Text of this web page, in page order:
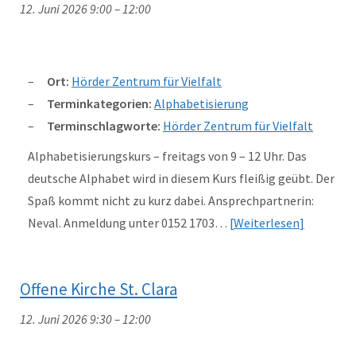
12. Juni 2026 9:00–12:00
Ort: Hörder Zentrum für Vielfalt
Terminkategorien: Alphabetisierung
Terminschlagworte: Hörder Zentrum für Vielfalt
Alphabetisierungskurs – freitags von 9 – 12 Uhr. Das
deutsche Alphabet wird in diesem Kurs fleißig geübt. Der
Spaß kommt nicht zu kurz dabei. Ansprechpartnerin:
Neval. Anmeldung unter 0152 1703… Weiterlesen
Offene Kirche St. Clara
12. Juni 2026 9:30–12:00